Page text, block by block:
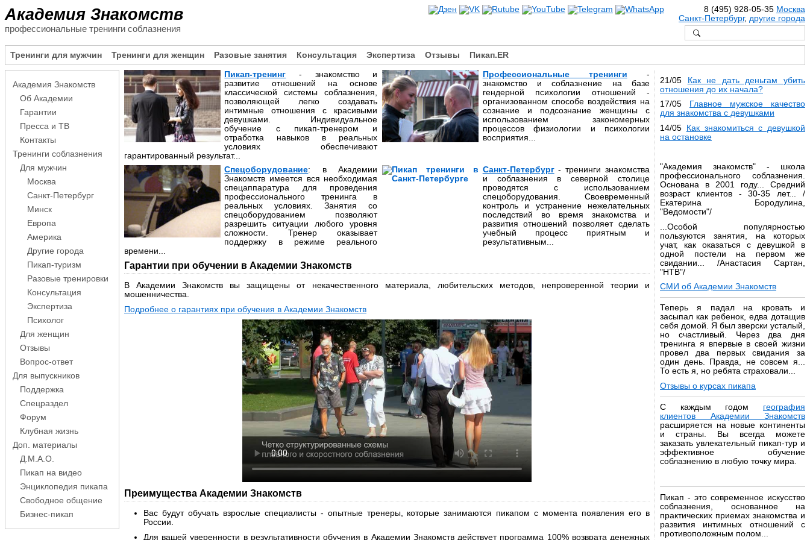
Академия Знакомств
профессиональные тренинги соблазнения
8 (495) 928-05-35 Москва
Санкт-Петербург, другие города
Тренинги для мужчин Тренинги для женщин Разовые занятия Консультация Экспертиза Отзывы Пикап.ER
Пикап-тренинг - знакомство и
развитие отношений на основе
классической системы соблазнения,
позволяющей легко создавать
интимные отношения с красивыми
девушками. Индивидуальное
обучение с пикап-тренером и
отработка навыков в реальных
условиях обеспечивают
гарантированный результат...
Профессиональные тренинги -
знакомство и соблазнение на базе
гендерной психологии отношений -
организованном способе воздействия на
сознание и подсознание женщины с
использованием закономерных
процессов физиологии и психологии
восприятия...
Спецоборудование: в Академии
Знакомств имеется вся необходимая
спецаппаратура для проведения
профессионального тренинга в
реальных условиях. Занятия со
спецоборудованием позволяют
разрешить ситуации любого уровня
сложности. Тренер оказывает
поддержку в режиме реального
времени...
Санкт-Петербург- тренинги знакомства
и соблазнения в северной столице
проводятся с использованием
спецоборудования. Своевременный
контроль и устранение нежелательных
последствий во время знакомства и
развития отношений позволяет сделать
учебный процесс приятным и
результативным...
Гарантии при обучении в Академии Знакомств
В Академии Знакомств вы защищены от некачественного материала, любительских методов, непроверенной теории и
мошенничества.
Подробнее о гарантиях при обучения в Академии Знакомств
Преимущества Академии Знакомств
Вас будут обучать взрослые специалисты - опытные тренеры, которые занимаются пикапом с момента появления его в
России.
Для вашей уверенности в результативности обучения в Академии Знакомств действует программа 100% возврата денежных
21/05 Как не дать деньгам убить
отношения до их начала?
17/05
Главное мужское качество
для знакомства с девушками
14/05
Как знакомиться с девушкой
на остановке
"Академия знакомств" - школа
профессионального соблазнения.
Основана в 2001 году... Средний
возраст клиентов - 30-35 лет... /
Екатерина Бородулина,
"Ведомости"/
...Особой популярностью
пользуются занятия, на которых
учат, как оказаться с девушкой в
одной постели на первом же
свидании... /Анастасия Сартан,
"НТВ"/
СМИ об Академии Знакомств
Теперь я падал на кровать и
засыпал как ребенок, едва дотащив
себя домой. Я был зверски усталый,
но счастливый. Через два дня
тренинга я впервые в своей жизни
провел два первых свидания за
один день. Правда, не совсем я...
То есть я, но ребята страховали...
Отзывы о курсах пикапа
С каждым годом география
клиентов Академии Знакомств
расширяется на новые континенты
и страны. Вы всегда можете
заказать увлекательный пикап-тур и
эффективное обучение
соблазнению в любую точку мира.
Пикап - это современное искусство
соблазнения, основанное на
практических приемах знакомства и
развития интимных отношений с
противоположным полом...
Академия Знакомств
Об Академии
Гарантии
Пресса и ТВ
Контакты
Тренинги соблазнения
Для мужчин
Москва
Санкт-Петербург
Минск
Европа
Америка
Другие города
Пикап-туризм
Разовые тренировки
Консультация
Экспертиза
Психолог
Для женщин
Отзывы
Вопрос-ответ
Для выпускников
Поддержка
Спецраздел
Форум
Клубная жизнь
Доп. материалы
Д.М.А.О.
Пикап на видео
Энциклопедия пикапа
Свободное общение
Бизнес-пикап